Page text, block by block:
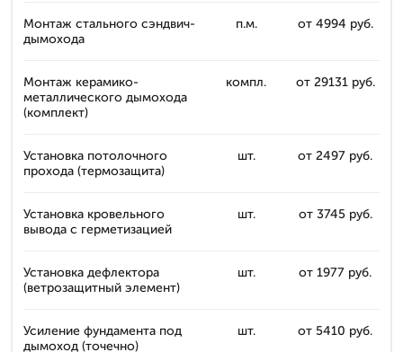
Монтаж стального сэндвич-
дымохода
п.м. от 4994 руб.
Монтаж керамико-
металлического дымохода
(комплект)
компл. от 29131 руб.
Установка потолочного
прохода (термозащита)
шт. от 2497 руб.
Установка кровельного
вывода с герметизацией
шт. от 3745 руб.
Установка дефлектора
(ветрозащитный элемент)
шт. от 1977 руб.
Усиление фундамента под
дымоход (точечно)
шт. от 5410 руб.